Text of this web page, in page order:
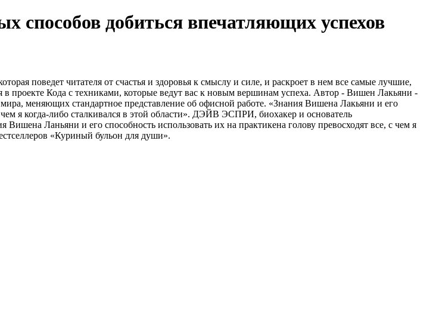
способов добиться впечатляющих успехов
поведет читателя от счастья и здоровья к смыслу и силе, и раскроет в нем все самые лучшие,
проекте Кода с техниками, которые ведут вас к новым вершинам успеха. Автор - Вишен Лакьяни -
меняющих стандартное представление об офисной работе. «Знания Вишена Лакьяни и его
я когда-либо сталкивался в этой области». ДЭЙВ ЭСПРИ, биохакер и основатель
Ланьяни и его способность использовать их на практикена голову превосходят все, с чем я
«Куриный бульон для души».